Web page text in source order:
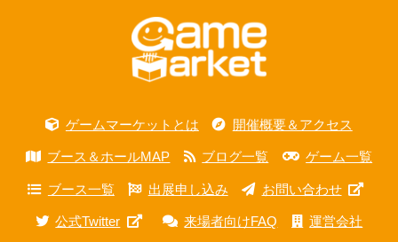
ゲームマーケットとは 開催概要＆アクセス
ブース＆ホールMAP ブログ一覧 ゲーム一覧
ブース一覧 出展申し込み お問い合わせ
公式Twitter 来場者向けFAQ 運営会社